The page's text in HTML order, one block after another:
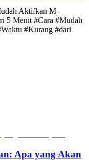
Aktifkan M-
5 Menit #Cara #Mudah
#Kurang #dari
Apa yang Akan